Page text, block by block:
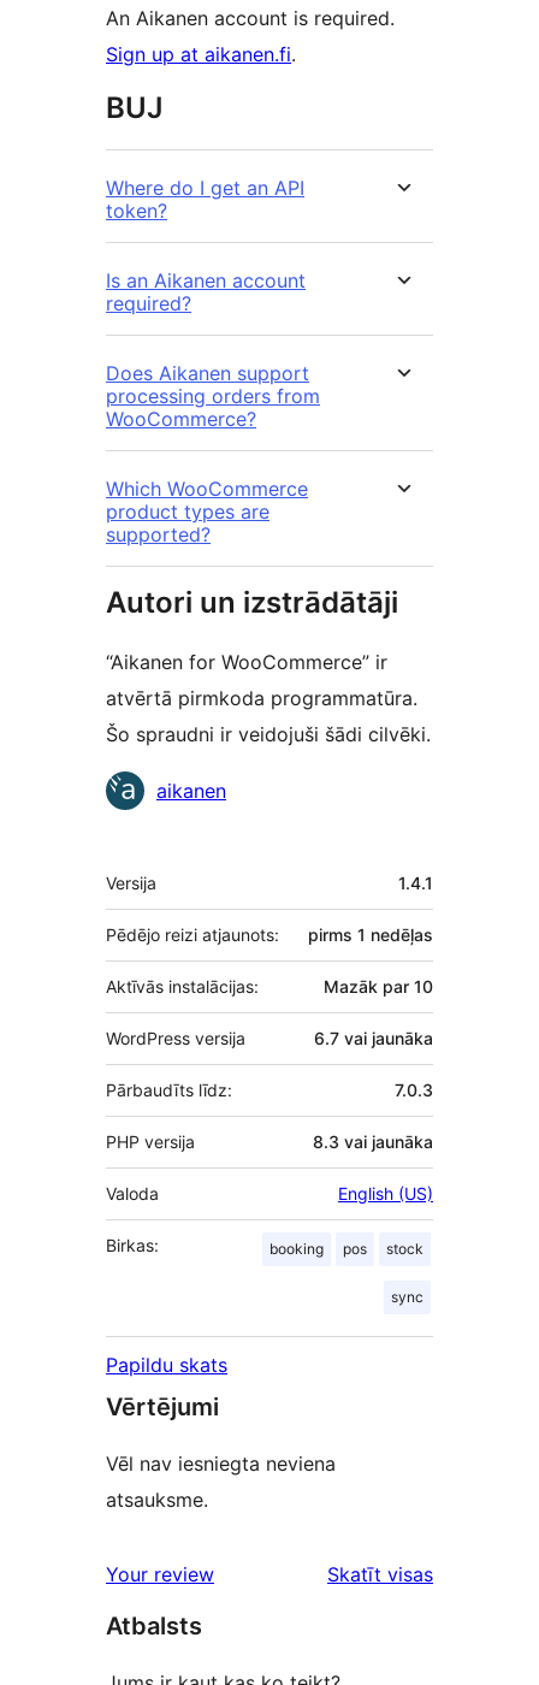
An Aikanen account is required.
Sign up at aikanen.fi.
BUJ
Where do I get an API
token?
Is an Aikanen account
required?
Does Aikanen support
processing orders from
WooCommerce?
Which WooCommerce
product types are
supported?
Autori un izstrādātāji
“Aikanen for WooCommerce” ir
atvērtā pirmkoda programmatūra.
Šo spraudni ir veidojuši šādi cilvēki.
Līdzdalībnieki
aikanen
Meta
Versija 1.4.1
Pēdējo reizi atjaunots: pirms 1 nedēļas
Aktīvās instalācijas: Mazāk par 10
WordPress versija 6.7 vai jaunāka
Pārbaudīts līdz: 7.0.3
PHP versija 8.3 vai jaunāka
Valoda English (US)
Birkas: booking pos stock
sync
Papildu skats
Vērtējumi
Vēl nav iesniegta neviena
atsauksme.
Your review
Skatīt visas
Atbalsts